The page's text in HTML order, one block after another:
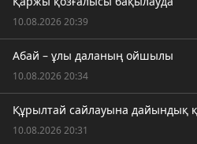
10.08.2026 20:39
Абай – ұлы даланың ойшылы
10.08.2026 20:34
Құрылтай сайлауына дайындық
10.08.2026 20:31